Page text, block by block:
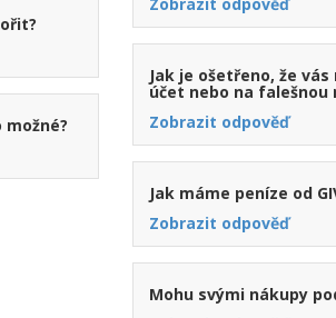
Jak je ošetřeno, že
účet nebo na falešnou
Zobrazit odpověď
Jak máme peníze od
Zobrazit odpověď
Mohu svými nákupy